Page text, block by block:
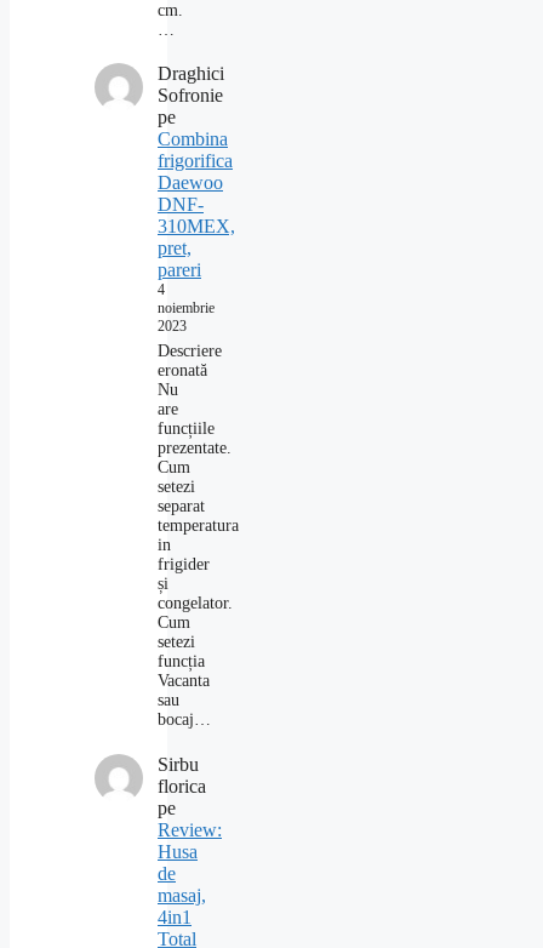
cm.
Draghici
Sofronie
pe
Combina
frigorifica
Daewoo
DNF-
310MEX,
pret,
pareri
4
noiembrie
2023
Descriere
eronată
Nu
are
funcțiile
prezentate.
Cum
setezi
separat
temperatura
in
frigider
și
congelator.
Cum
setezi
funcția
Vacanta
sau
bocaj…
Sirbu
florica
pe
Review:
Husa
de
masaj,
4in1
Total